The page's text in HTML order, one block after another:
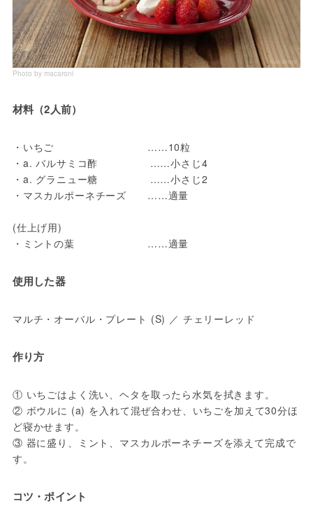
Photo by macaroni
材料（2人前）
・いちご　　　　　　　　　……10粒
・a. バルサミコ酢　　　　　……小さじ4
・a. グラニュー糖　　　　　……小さじ2
・マスカルポーネチーズ　　……適量
(仕上げ用)
・ミントの葉　　　　　　　……適量
使用した器
マルチ・オーバル・プレート (S) ／ チェリーレッド
作り方
① いちごはよく洗い、ヘタを取ったら水気を拭きます。
② ボウルに (a) を入れて混ぜ合わせ、いちごを加えて30分ほ
ど寝かせます。
③ 器に盛り、ミント、マスカルポーネチーズを添えて完成で
す。
コツ・ポイント